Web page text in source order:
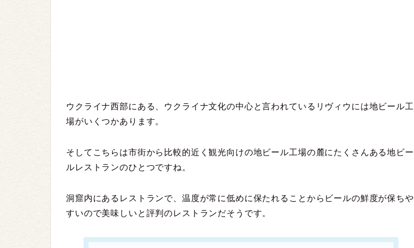
ウクライナ西部にある、ウクライナ文化の中心と言われているリヴィウには地ビール工
場がいくつかあります。
そしてこちらは市街から比較的近く観光向けの地ビール工場の麓にたくさんある地ビー
ルレストランのひとつですね。
洞窟内にあるレストランで、温度が常に低めに保たれることからビールの鮮度が保ちや
すいので美味しいと評判のレストランだそうです。